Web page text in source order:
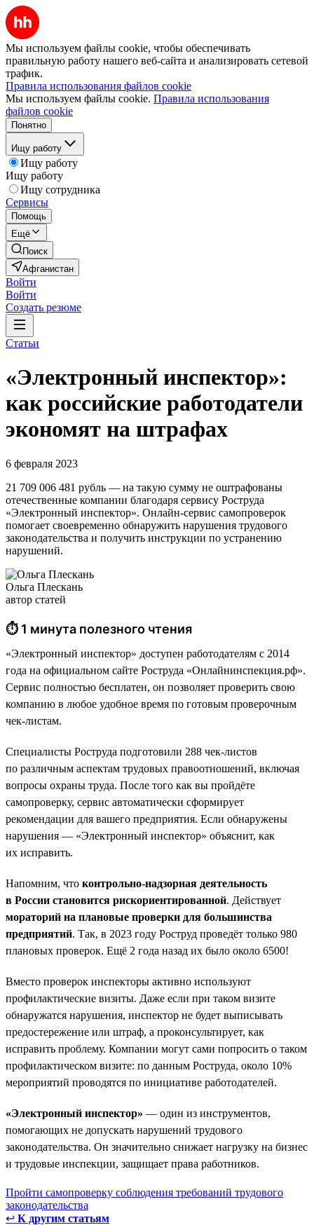
Мы используем файлы cookie, чтобы обеспечивать
правильную работу нашего веб-сайта и анализировать сетевой
трафик.
Правила использования файлов cookie
Мы используем файлы cookie. Правила использования
файлов cookie
Понятно
Ищу работу
Ищу работу
Ищу работу
Ищу сотрудника
Сервисы
Помощь
Ещё
Поиск
Афганистан
Войти
Войти
Создать резюме
Статьи
«Электронный инспектор»:
как российские работодатели
экономят на штрафах
6 февраля 2023
21 709 006 481 рубль — на такую сумму не оштрафованы
отечественные компании благодаря сервису Роструда
«Электронный инспектор». Онлайн-сервис самопроверок
помогает своевременно обнаружить нарушения трудового
законодательства и получить инструкции по устранению
нарушений.
Ольга Плескань
автор статей
⏱ 1 минута полезного чтения
«Электронный инспектор» доступен работодателям с 2014
года на официальном сайте Роструда «Онлайнинспекция.рф».
Сервис полностью бесплатен, он позволяет проверить свою
компанию в любое удобное время по готовым проверочным
чек-листам.
Специалисты Роструда подготовили 288 чек-листов
по различным аспектам трудовых правоотношений, включая
вопросы охраны труда. После того как вы пройдёте
самопроверку, сервис автоматически сформирует
рекомендации для вашего предприятия. Если обнаружены
нарушения — «Электронный инспектор» объяснит, как
их исправить.
Напомним, что контрольно-надзорная деятельность
в России становится рискориентированной. Действует
мораторий на плановые проверки для большинства
предприятий. Так, в 2023 году Роструд проведёт только 980
плановых проверок. Ещё 2 года назад их было около 6500!
Вместо проверок инспекторы активно используют
профилактические визиты. Даже если при таком визите
обнаружатся нарушения, инспектор не будет выписывать
предостережение или штраф, а проконсультирует, как
исправить проблему. Компании могут сами попросить о таком
профилактическом визите: по данным Роструда, около 10%
мероприятий проводятся по инициативе работодателей.
«Электронный инспектор» — один из инструментов,
помогающих не допускать нарушений трудового
законодательства. Он значительно снижает нагрузку на бизнес
и трудовые инспекции, защищает права работников.
Пройти самопроверку соблюдения требований трудового
законодательства
↩ К другим статьям